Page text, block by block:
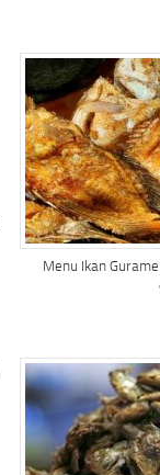
Menu Ikan